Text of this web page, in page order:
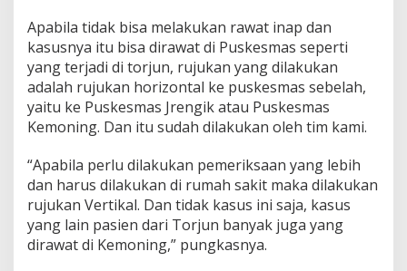
Apabila tidak bisa melakukan rawat inap dan
kasusnya itu bisa dirawat di Puskesmas seperti
yang terjadi di torjun, rujukan yang dilakukan
adalah rujukan horizontal ke puskesmas sebelah,
yaitu ke Puskesmas Jrengik atau Puskesmas
Kemoning. Dan itu sudah dilakukan oleh tim kami.
“Apabila perlu dilakukan pemeriksaan yang lebih
dan harus dilakukan di rumah sakit maka dilakukan
rujukan Vertikal. Dan tidak kasus ini saja, kasus
yang lain pasien dari Torjun banyak juga yang
dirawat di Kemoning,” pungkasnya.